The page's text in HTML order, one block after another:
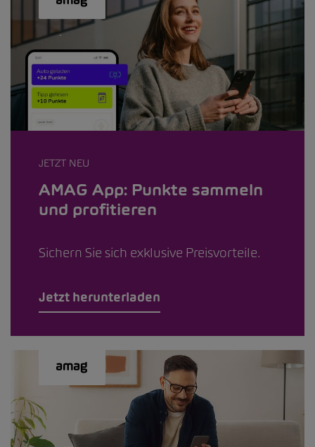
JETZT NEU
AMAG App: Punkte sammeln
und profitieren
Sichern Sie sich exklusive Preisvorteile.
Jetzt herunterladen